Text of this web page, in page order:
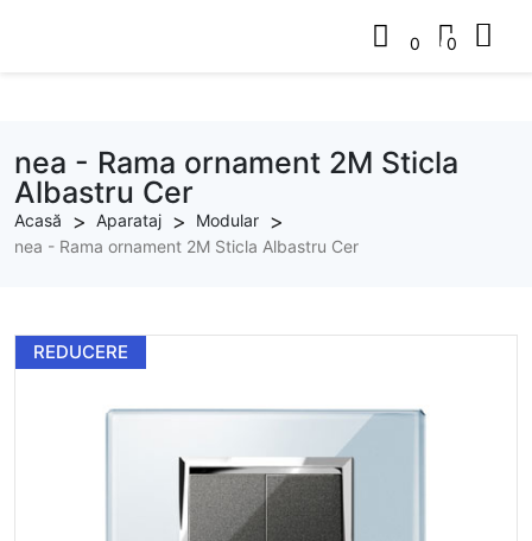
0 0
nea - Rama ornament 2M Sticla
Albastru Cer
Acasă Aparataj
Modular
nea - Rama ornament 2M Sticla Albastru Cer
REDUCERE